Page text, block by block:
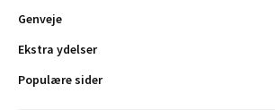
Genveje
Ekstra ydelser
Populære sider